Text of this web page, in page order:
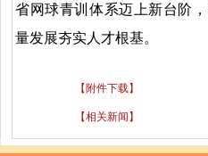
省网球青训体系迈上新台阶
量发展夯实人才根基。
【附件下载】
【相关新闻】